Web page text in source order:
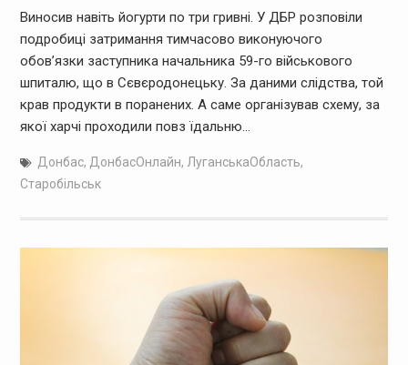
Виносив навіть йогурти по три гривні. У ДБР розповіли
подробиці затримання тимчасово виконуючого
обов’язки заступника начальника 59-го військового
шпиталю, що в Сєвєродонецьку. За даними слідства, той
крав продукти в поранених. А саме організував схему, за
якої харчі проходили повз їдальню…
Донбас, ДонбасОнлайн, ЛуганськаОбласть,
Старобільськ